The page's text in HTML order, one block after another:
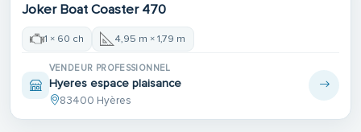
Joker Boat Coaster 470
1 × 60 ch 4,95 m × 1,79 m
VENDEUR PROFESSIONNEL
Hyeres espace plaisance
83400 Hyères